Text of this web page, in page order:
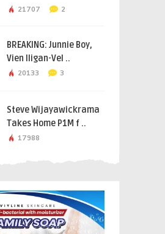
21707 2
BREAKING: Junnie Boy,
Vien Iligan-Vel ..
20133 3
Steve Wijayawickrama
Takes Home P1M f ..
17988